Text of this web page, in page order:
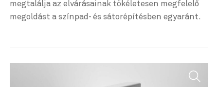
megtalálja az elvárásainak tökéletesen megfelelő
megoldást a színpad- és sátorépítésben egyaránt.